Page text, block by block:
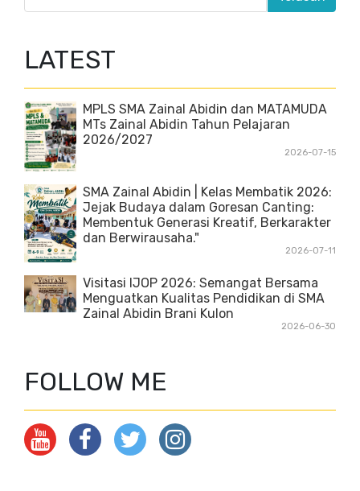
LATEST
MPLS SMA Zainal Abidin dan MATAMUDA
MTs Zainal Abidin Tahun Pelajaran
2026/2027
2026-07-15
SMA Zainal Abidin | Kelas Membatik 2026:
Jejak Budaya dalam Goresan Canting:
Membentuk Generasi Kreatif, Berkarakter
dan Berwirausaha."
2026-07-11
Visitasi IJOP 2026: Semangat Bersama
Menguatkan Kualitas Pendidikan di SMA
Zainal Abidin Brani Kulon
2026-06-30
FOLLOW ME